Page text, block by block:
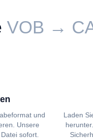
⁦⁦VOB⁩⁩ →
und
Unsere
sofort.
Laden